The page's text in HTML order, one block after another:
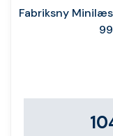
Fabriksny